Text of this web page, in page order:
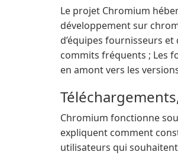
Le projet Chromium
développement sur
d’équipes fournisseurs
commits fréquents ; Les
en amont vers les
Chromium fonctionne
expliquent comment
utilisateurs qui